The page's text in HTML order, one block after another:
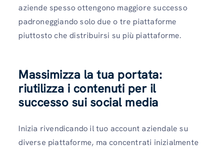
aziende spesso ottengono maggiore successo
padroneggiando solo due o tre piattaforme
piuttosto che distribuirsi su più piattaforme.
Massimizza la tua portata:
riutilizza i contenuti per il
successo sui social media
Inizia rivendicando il tuo account aziendale su
diverse piattaforme, ma concentrati inizialmente